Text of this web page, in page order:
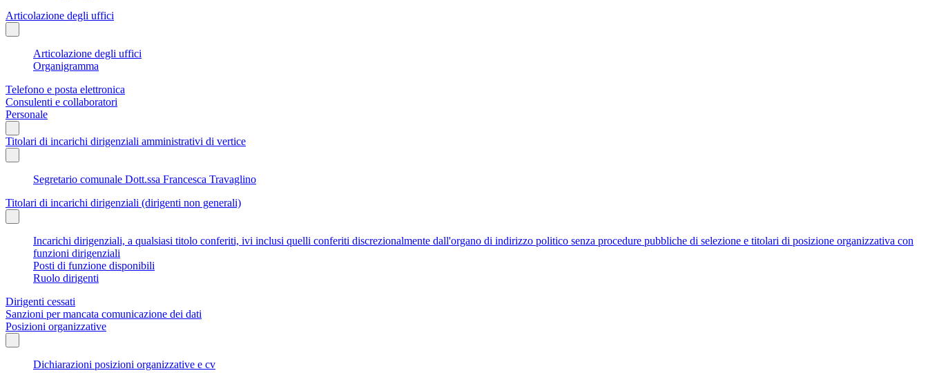
Articolazione degli uffici
Articolazione degli uffici
Organigramma
Telefono e posta elettronica
Consulenti e collaboratori
Personale
Titolari di incarichi dirigenziali amministrativi di vertice
Segretario comunale Dott.ssa Francesca Travaglino
Titolari di incarichi dirigenziali (dirigenti non generali)
Incarichi dirigenziali, a qualsiasi titolo conferiti, ivi inclusi quelli conferiti discrezionalmente dall'organo di indirizzo politico senza procedure pubbliche di selezione e titolari di posizione organizzativa con
funzioni dirigenziali
Posti di funzione disponibili
Ruolo dirigenti
Dirigenti cessati
Sanzioni per mancata comunicazione dei dati
Posizioni organizzative
Dichiarazioni posizioni organizzative e cv